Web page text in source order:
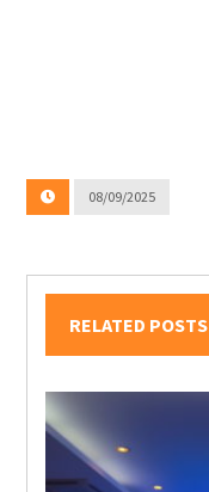
08/09/2025
RELATED POSTS